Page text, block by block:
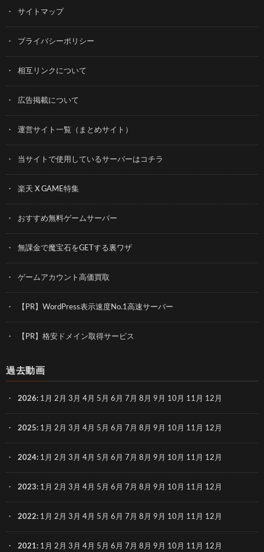
サイトマップ
プライバシーポリシー
相互リンクについて
広告掲載について
運営サイト一覧（まとめサイト）
当サイトで使用しているサーバーはコチラ
楽天 X GAME特集
おすすめ無料ゲームサーバー
無課金で魔宝石をGETする裏ワザ
ゲームアカウント高価買取
【PR】WordPress表示速度No.1高速サーバー
【PR】格安ドメイン取得サービス
過去動画
2026: 1月 2月 3月 4月 5月 6月 7月 8月 9月 10月 11月 12月
2025: 1月 2月 3月 4月 5月 6月 7月 8月 9月 10月 11月 12月
2024: 1月 2月 3月 4月 5月 6月 7月 8月 9月 10月 11月 12月
2023: 1月 2月 3月 4月 5月 6月 7月 8月 9月 10月 11月 12月
2022: 1月 2月 3月 4月 5月 6月 7月 8月 9月 10月 11月 12月
2021: 1月 2月 3月 4月 5月 6月 7月 8月 9月 10月 11月 12月